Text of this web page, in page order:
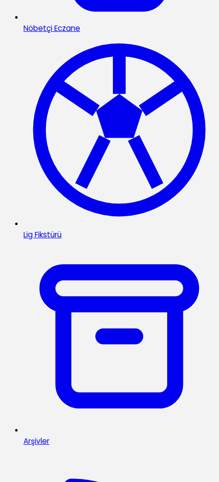
Nöbetçi Eczane
Lig Fikstürü
Arşivler